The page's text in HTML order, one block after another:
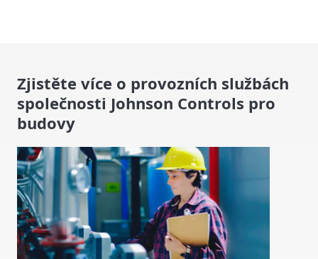
Zjistěte více o provozních službách
společnosti Johnson Controls pro
budovy